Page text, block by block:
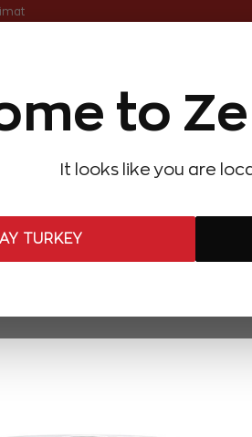
to
It looks like you are
TURKEY
Çok Satanlar Hediye